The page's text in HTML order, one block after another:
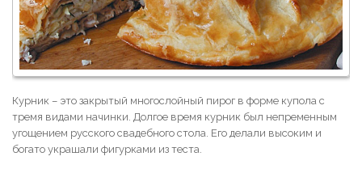
Курник – это закрытый многослойный пирог в форме купола с
тремя видами начинки. Долгое время курник был непременным
угощением русского свадебного стола. Его делали высоким и
богато украшали фигурками из теста.